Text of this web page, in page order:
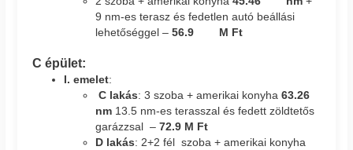
9 nm-es terasz és fedetlen autó beállási
lehetőséggel –56.9 M Ft
C épület:
I. emelet:
C lakás: 3 szoba + amerikai konyha63.26
nm 13.5 nm-es terasszal és fedett zöldtetős
garázzsal –72.9 M Ft
D lakás: 2+2 fél szoba + amerikai konyha